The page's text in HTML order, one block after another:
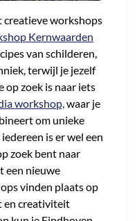
creatieve workshops
Kernwaarden
van schilderen,
terwijl je jezelf
zoek is naar iets
workshop,waar je
om unieke
is er wel een
zoek bent naar
een nieuwe
vinden plaats op
en creativiteit